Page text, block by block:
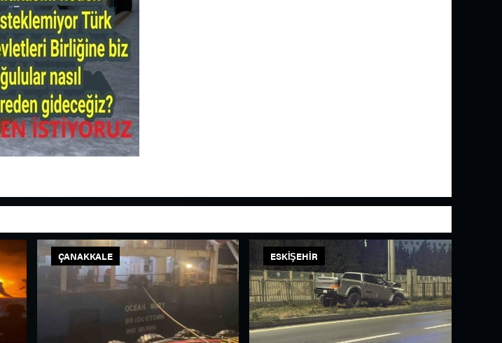
ÇANAKKALE ESKIŞEHIR